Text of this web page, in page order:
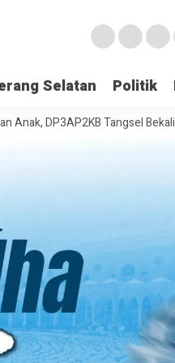
Selatan Politik
Tangsel Bekali